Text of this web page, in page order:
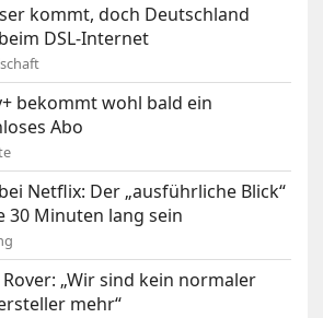
kommt, doch Deutschland
DSL-Internet
bekommt wohl bald ein
Abo
Netflix: Der „ausführliche Blick“
30 Minuten lang sein
Rover: „Wir sind kein normaler
mehr“